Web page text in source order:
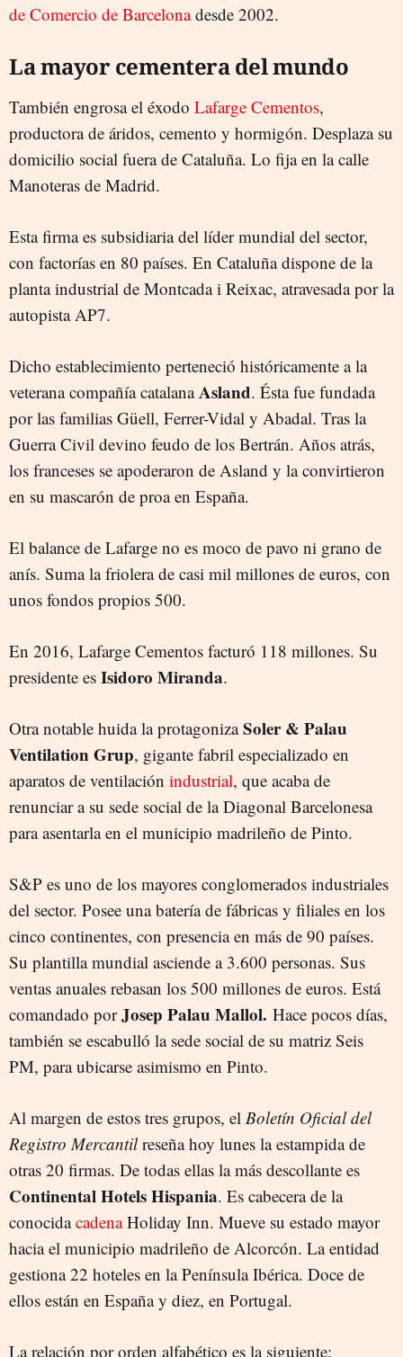
de Comercio de Barcelonadesde 2002.
La mayor cementera del mundo
También engrosa el éxodo Lafarge Cementos,
productora de áridos, cemento y hormigón. Desplaza su
domicilio social fuera de Cataluña. Lo fija en la calle
Manoteras de Madrid.
Esta firma es subsidiaria del líder mundial del sector,
con factorías en 80 países. En Cataluña dispone de la
planta industrial de Montcada i Reixac, atravesada por la
autopista AP7.
Dicho establecimiento perteneció históricamente a la
veterana compañía catalanaAsland. Ésta fue fundada
por las familias Güell, Ferrer-Vidal y Abadal. Tras la
Guerra Civil devino feudo de los Bertrán. Años atrás,
los franceses se apoderaron de Asland y la convirtieron
en su mascarón de proa en España.
El balance de Lafarge no es moco de pavo ni grano de
anís. Suma la friolera de casi mil millones de euros, con
unos fondos propios 500.
En 2016, Lafarge Cementos facturó 118 millones. Su
presidente es Isidoro Miranda.
Otra notable huida la protagonizaSoler & Palau
Ventilation Grup, gigante fabril especializado en
aparatos de ventilación industrial, que acaba de
renunciar a su sede social de la Diagonal Barcelonesa
para asentarla en el municipio madrileño de Pinto.
S&P es uno de los mayores conglomerados industriales
del sector. Posee una batería de fábricas y filiales en los
cinco continentes, con presencia en más de 90 países.
Su plantilla mundial asciende a 3.600 personas. Sus
ventas anuales rebasan los 500 millones de euros. Está
comandado porJosep Palau Mallol. Hace pocos días,
también se escabulló la sede social de su matriz Seis
PM, para ubicarse asimismo en Pinto.
Al margen de estos tres grupos, el Boletín Oficial del
Registro Mercantilreseña hoy lunes la estampida de
otras 20 firmas. De todas ellas la más descollante es
Continental Hotels Hispania. Es cabecera de la
conocidacadenaHoliday Inn. Mueve su estado mayor
hacia el municipio madrileño de Alcorcón. La entidad
gestiona 22 hoteles en la Península Ibérica. Doce de
ellos están en España y diez, en Portugal.
La relación por orden alfabético es la siguiente: